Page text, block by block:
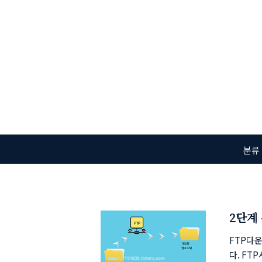
분류
2단
FTP다
다. FTP